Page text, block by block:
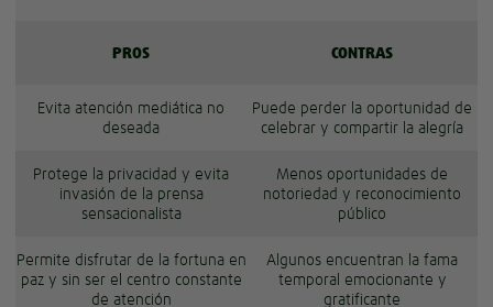
PROS CONTRAS
Evita atención mediática no
deseada
Puede perder la oportunidad de
celebrar y compartir la alegría
Protege la privacidad y evita
invasión de la prensa
sensacionalista
Menos oportunidades de
notoriedad y reconocimiento
público
Permite disfrutar de la fortuna en
paz y sin ser el centro constante
de atención
Algunos encuentran la fama
temporal emocionante y
gratificante